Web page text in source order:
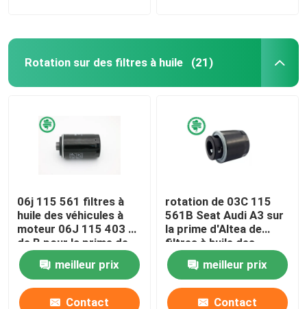
Rotation sur des filtres à huile (21)
06j 115 561 filtres à
huile des véhicules à
moteur 06J 115 403 C
de B pour la prime de
VW d'AUDI des
véhicules à moteur
meilleur prix
Contact
rotation de 03C 115
561B Seat Audi A3 sur
la prime d'Altea de
filtres à huile des
véhicules à moteur
pour le métal
endommagé
meilleur prix
Contact